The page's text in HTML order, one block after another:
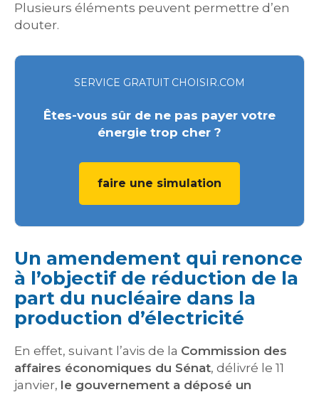
Plusieurs éléments peuvent permettre d’en
douter.
SERVICE GRATUIT CHOISIR.COM
Êtes-vous sûr de ne pas payer votre
énergie trop cher ?
faire une simulation
Un amendement qui renonce
à l’objectif de réduction de la
part du nucléaire dans la
production d’électricité
En effet, suivant l’avis de la Commission des
affaires économiques du Sénat, délivré le 11
janvier, le gouvernement a déposé un